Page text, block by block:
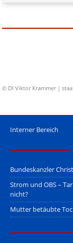
© DI Viktor Krammer |
Interner Bereich
Bundeskanzler
Strom und OBS –
nicht?
Mutter betäubte